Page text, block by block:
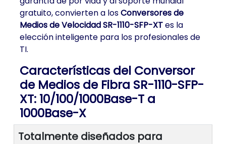
gratuito, convierten a losConversores de
Medios de Velocidad SR-1110-SFP-XTes la
elección inteligente para los profesionales de
TI.
Características del Conversor
de Medios de Fibra SR-1110-SFP-
XT: 10/100/1000Base-T a
1000Base-X
Totalmente diseñados para